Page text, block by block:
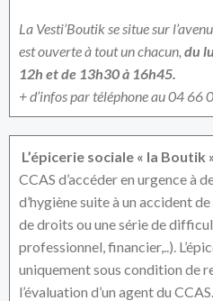
La Vesti’Boutik se situe sur
est ouverte à tout un chacun, du
12h et de 13h30 à 16h45.
+ d’infos par téléphone au 04 66
L’épicerie sociale « la Boutik
CCAS d’accéder en urgence à
d’hygiène suite à un accident
de droits ou une série de
professionnel, financier,..).
uniquement sous condition de
l’évaluation d’un agent du CCAS.